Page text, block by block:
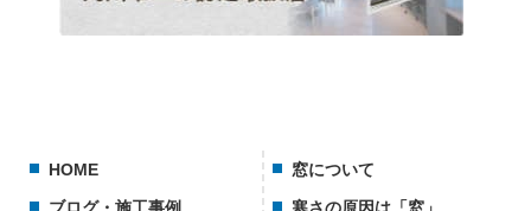
HOME
窓について